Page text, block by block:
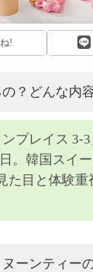
!
？どんな内
プレイス 3-
。韓国スイ
た目と体験
ーンティー